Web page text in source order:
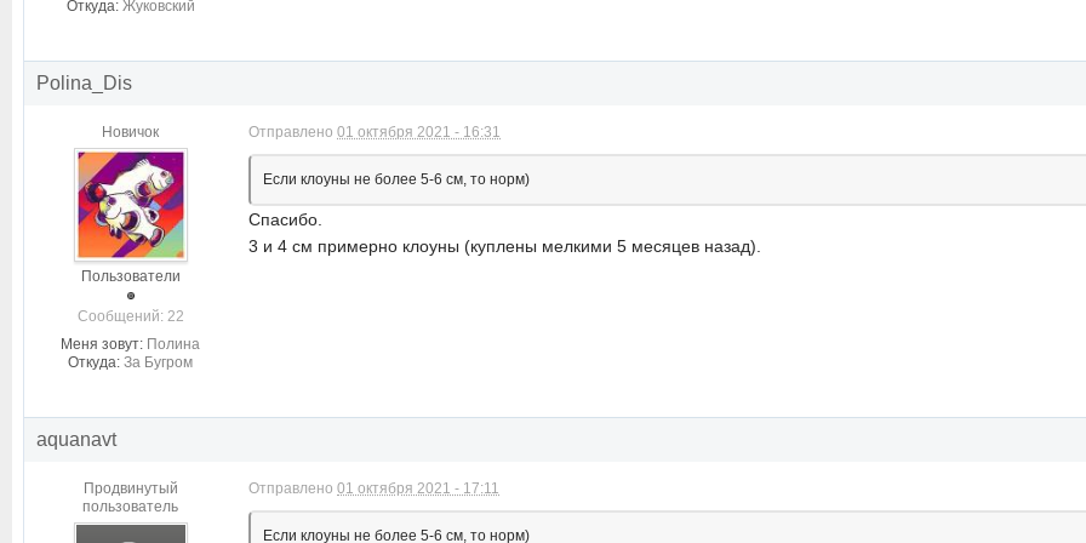
Откуда: Жуковский
Polina_Dis
Новичок
Пользователи
Cообщений: 22
Меня зовут: Полина
Откуда: За Бугром
Отправлено 01 октября 2021 - 16:31
Если клоуны не более 5-6 см, то норм)
Спасибо.
3 и 4 см примерно клоуны (куплены мелкими 5 месяцев назад).
aquanavt
Продвинутый
пользователь
Отправлено 01 октября 2021 - 17:11
Если клоуны не более 5-6 см, то норм)